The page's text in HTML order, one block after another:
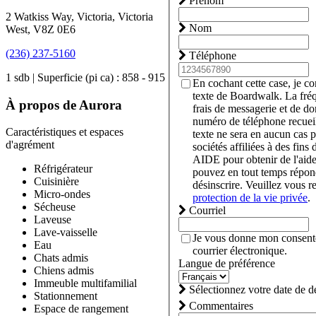
2 Watkiss Way, Victoria, Victoria
West, V8Z 0E6
(236) 237-5160
1 sdb | Superficie (pi ca) : 858 - 915
À propos de Aurora
Caractéristiques et espaces
d'agrément
Réfrigérateur
Cuisinière
Micro-ondes
Sécheuse
Laveuse
Lave-vaisselle
Eau
Chats admis
Chiens admis
Immeuble multifamilial
Stationnement
Espace de rangement
Nom
Téléphone
En cochant cette case, je
texte de Boardwalk. La
frais de messagerie et de
numéro de téléphone
texte ne sera en aucun cas
sociétés affiliées à des fins
AIDE pour obtenir de
pouvez en tout temps
désinscrire. Veuillez vous
protection de la vie privée.
Courriel
Je vous donne mon
courrier électronique.
Langue de préférence
Sélectionnez votre date de
Commentaires